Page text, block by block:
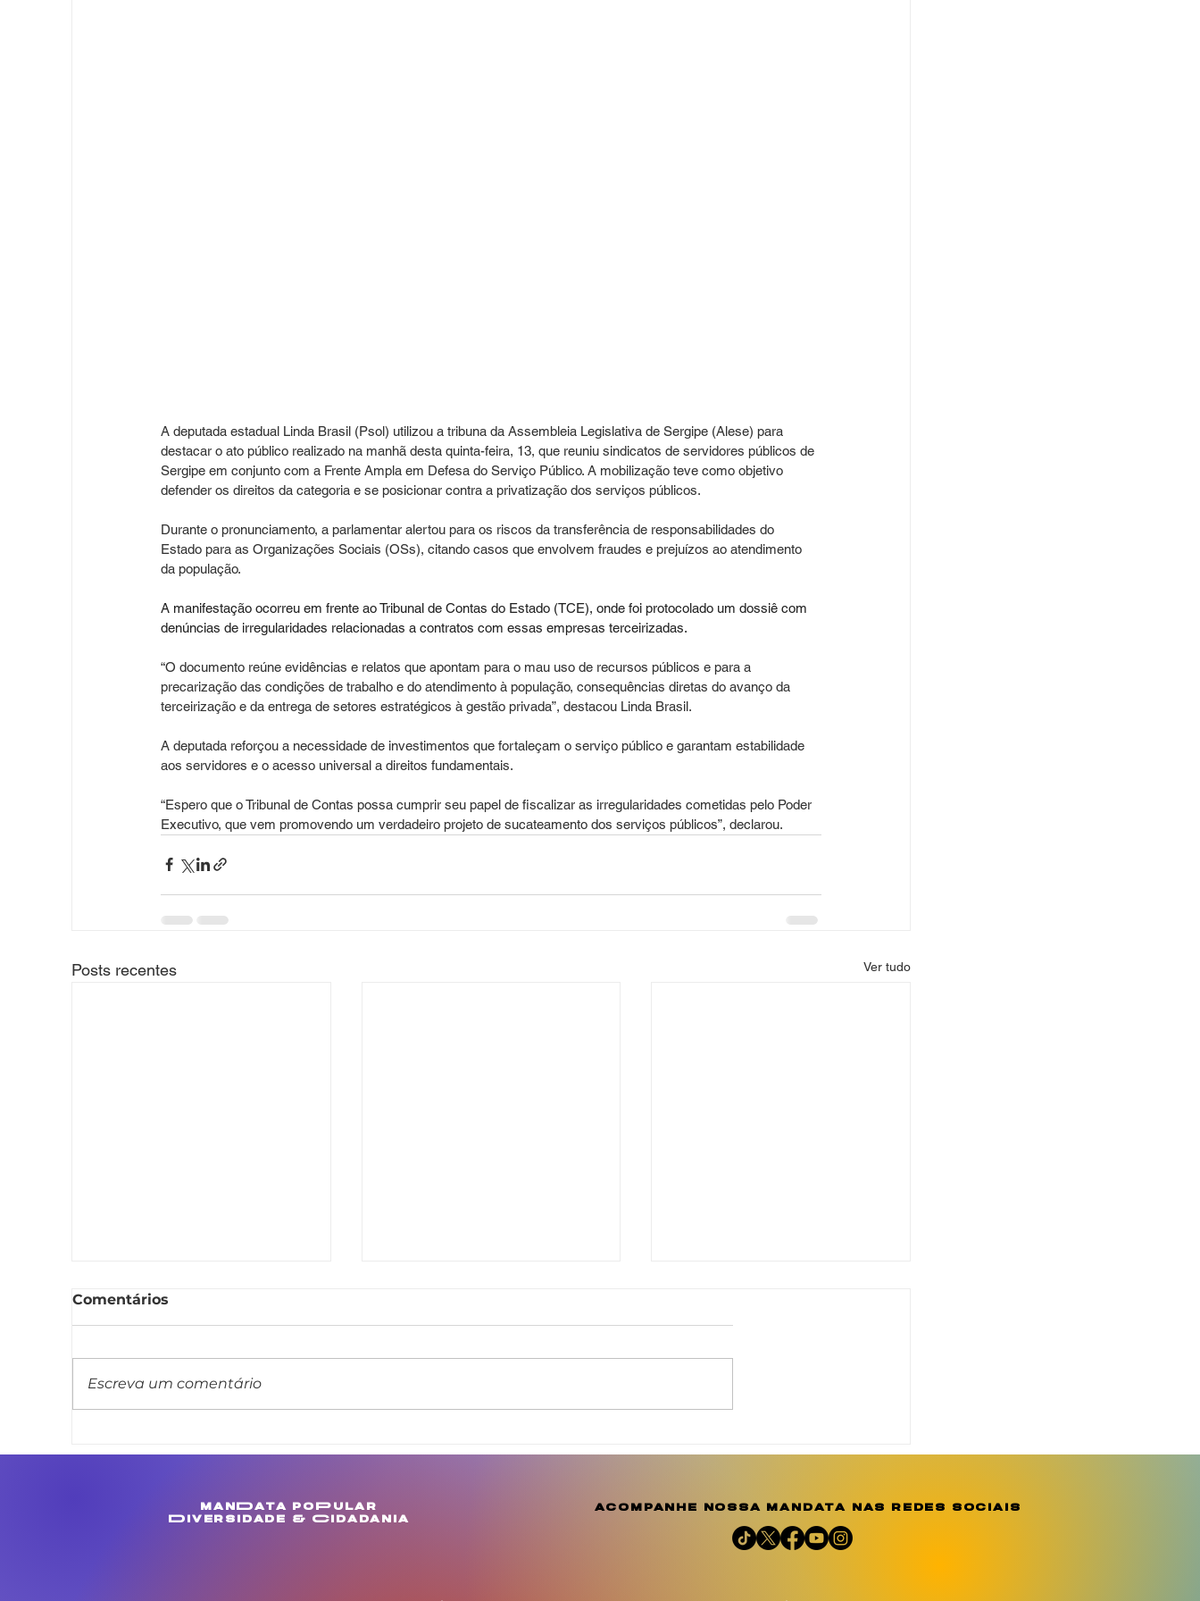
A deputada estadual Linda Brasil (Psol) utilizou a tribuna da Assembleia Legislativa de Sergipe (Alese) para
destacar o ato público realizado na manhã desta quinta-feira, 13, que reuniu sindicatos de servidores públicos de
Sergipe em conjunto com a Frente Ampla em Defesa do Serviço Público. A mobilização teve como objetivo
defender os direitos da categoria e se posicionar contra a privatização dos serviços públicos.
Durante o pronunciamento, a parlamentar alertou para os riscos da transferência de responsabilidades do
Estado para as Organizações Sociais (OSs), citando casos que envolvem fraudes e prejuízos ao atendimento
da população.
A manifestação ocorreu em frente ao Tribunal de Contas do Estado (TCE), onde foi protocolado um dossiê com
denúncias de irregularidades relacionadas a contratos com essas empresas terceirizadas.
“O documento reúne evidências e relatos que apontam para o mau uso de recursos públicos e para a
precarização das condições de trabalho e do atendimento à população, consequências diretas do avanço da
terceirização e da entrega de setores estratégicos à gestão privada”, destacou Linda Brasil.
A deputada reforçou a necessidade de investimentos que fortaleçam o serviço público e garantam estabilidade
aos servidores e o acesso universal a direitos fundamentais.
“Espero que o Tribunal de Contas possa cumprir seu papel de fiscalizar as irregularidades cometidas pelo Poder
Executivo, que vem promovendo um verdadeiro projeto de sucateamento dos serviços públicos”, declarou.
Posts recentes Ver tudo
melhorias para
em Estância
oficializa candidatura de
a conscientização e
aleitamento humano
Comentários
Escreva um comentário
manData poPular
Diversidade & Cidadania
acompanhe nossa mandata nas redes sociais